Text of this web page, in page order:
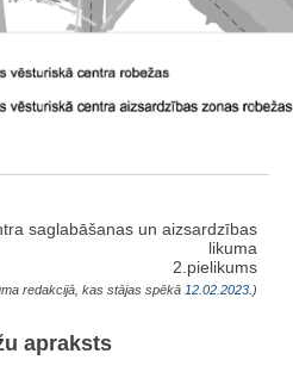
saglabāšanas un aizsardzības
likuma
2.pielikums
redakcijā, kas stājas spēkā 12.02.2023. )
apraksts